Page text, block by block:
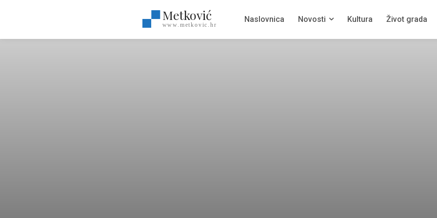
Metković
www.metkovic.hr
Naslovnica Novosti Kultura Život grada